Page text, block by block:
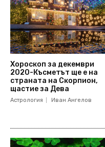
Хороскоп за декември
2020-Късметът ще е на
страната на Скорпион,
щастие за Дева
Астрология Иван Ангелов